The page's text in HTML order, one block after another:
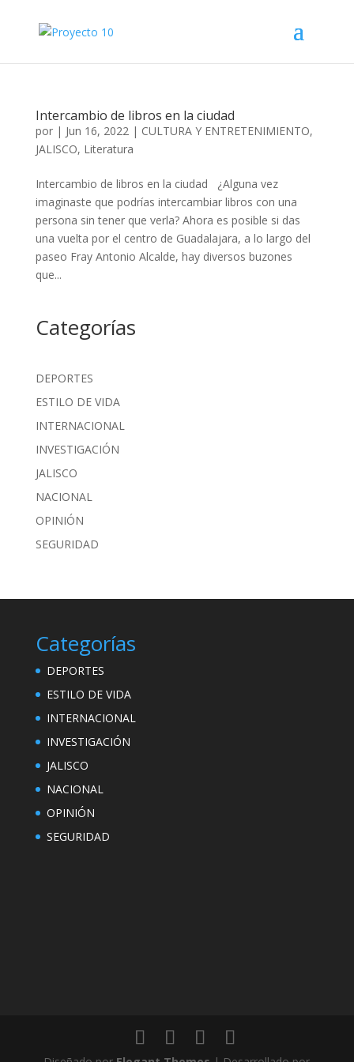
Intercambio de libros en la ciudad
por | Jun 16, 2022| CULTURA Y ENTRETENIMIENTO,
JALISCO, Literatura
Intercambio de libros en la ciudad ¿Alguna vez
imaginaste que podrías intercambiar libros con una
persona sin tener que verla? Ahora es posible si das
una vuelta por el centro de Guadalajara, a lo largo del
paseo Fray Antonio Alcalde, hay diversos buzones
que...
Categorías
DEPORTES
ESTILO DE VIDA
INTERNACIONAL
INVESTIGACIÓN
JALISCO
NACIONAL
OPINIÓN
SEGURIDAD
Categorías
DEPORTES
ESTILO DE VIDA
INTERNACIONAL
INVESTIGACIÓN
JALISCO
NACIONAL
OPINIÓN
SEGURIDAD